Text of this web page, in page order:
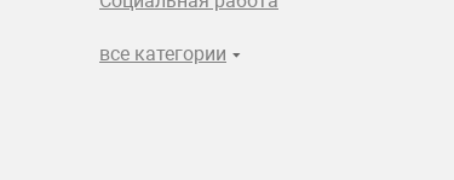
все категории